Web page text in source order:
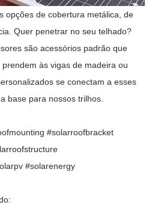
opções de cobertura metálica, de
Quer penetrar no seu telhado?
são acessórios padrão que
às vigas de madeira ou
se conectam a esses
base para nossos trilhos.
#solarroofbracket
#solarenergy